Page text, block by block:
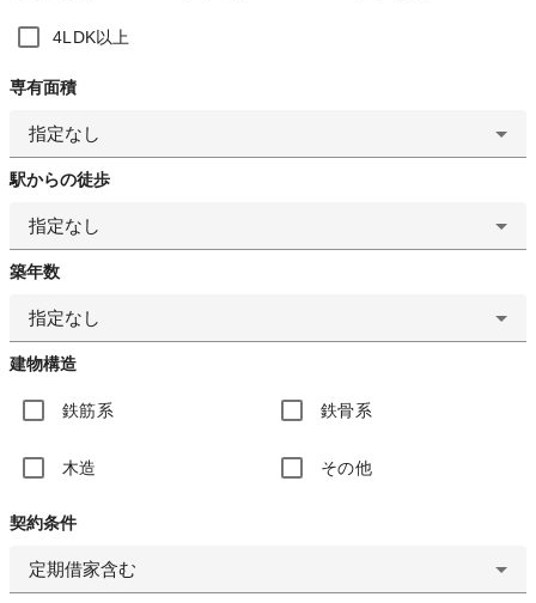
4LDK以上
専有面積
指定なし
駅からの徒歩
指定なし
築年数
指定なし
建物構造
鉄筋系 鉄骨系
木造 その他
契約条件
定期借家含む